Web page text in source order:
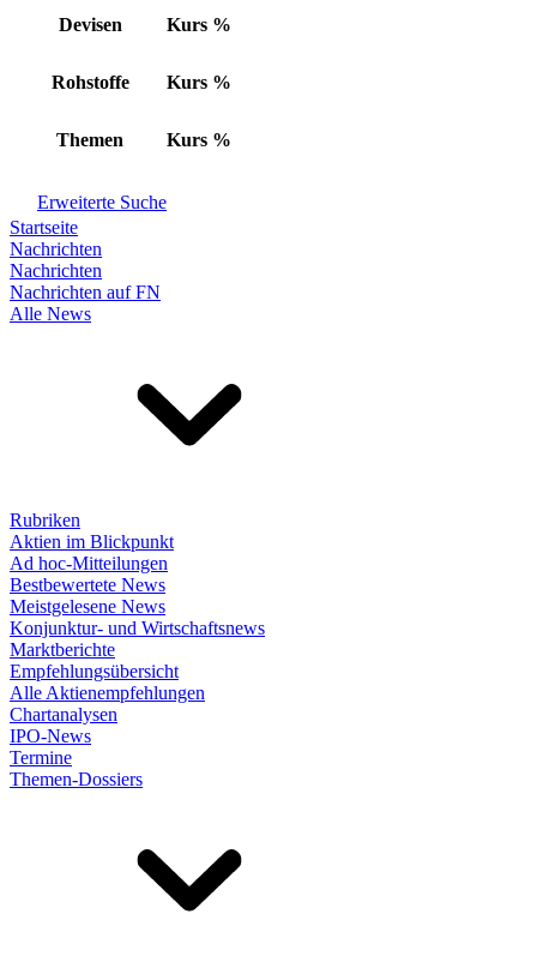
Devisen Kurs %
Rohstoffe Kurs %
Themen Kurs %
Erweiterte Suche
Startseite
Nachrichten
Nachrichten
Nachrichten auf FN
Alle News
Rubriken
Aktien im Blickpunkt
Ad hoc-Mitteilungen
Bestbewertete News
Meistgelesene News
Konjunktur- und Wirtschaftsnews
Marktberichte
Empfehlungsübersicht
Alle Aktienempfehlungen
Chartanalysen
IPO-News
Termine
Themen-Dossiers